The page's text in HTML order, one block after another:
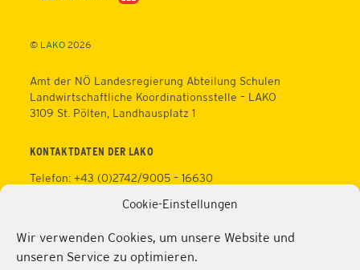
Cookie-Einstellungen
Wir verwenden Cookies, um unsere Website und
unseren Service zu optimieren.
© LAKO2026
Amt der NÖ Landesregierung Abteilung Schulen
Landwirtschaftliche Koordinationsstelle – LAKO
3109 St. Pölten, Landhausplatz 1
KONTAKTDATEN DER LAKO
Telefon: +43 (0)2742/9005 – 16630
https://lako.at
Datenschutz
Impressum